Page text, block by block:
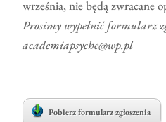
września, nie będą zwracane
Prosimy wypełnić formularz
academiapsyche@wp.pl
Pobierz formularz zgłoszenia